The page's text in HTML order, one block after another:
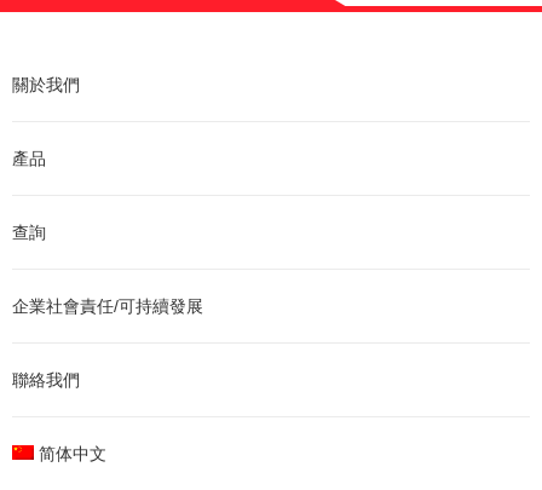
關於我們
產品
查詢
企業社會責任/可持續發展
聯絡我們
简体中文